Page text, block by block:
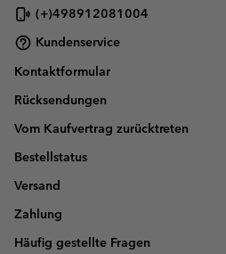
(+)498912081004
Kundenservice
Kontaktformular
Rücksendungen
Vom Kaufvertrag zurücktreten
Bestellstatus
Versand
Zahlung
Häufig gestellte Fragen